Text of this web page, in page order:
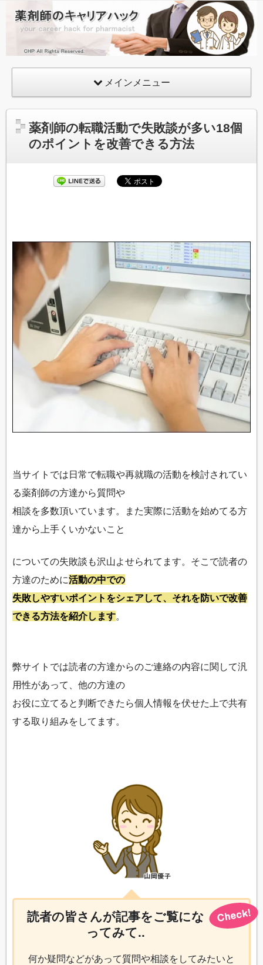
薬
師
の
ャ
リ
ア
メインメニュー
薬剤師の転職活動で失敗談が多い18個
のポイントを改善できる方法
当サイトでは日常で転職や再就職の活動を検討されてい
る薬剤師の方達から質問や
相談を多数頂いています。また実際に活動を始めてる方
達から上手くいかないこと
についての失敗談も沢山よせられてます。そこで読者の
方達のために活動の中での
失敗しやすいポイントをシェアして、それを防いで改善
できる方法を紹介します。
弊サイトでは読者の方達からのご連絡の内容に関して汎
用性があって、他の方達の
お役に立てると判断できたら個人情報を伏せた上で共有
する取り組みをしてます。
読者の皆さんが記事をご覧にな
ってみて..
何か疑問などがあって質問や相談をしてみたいと